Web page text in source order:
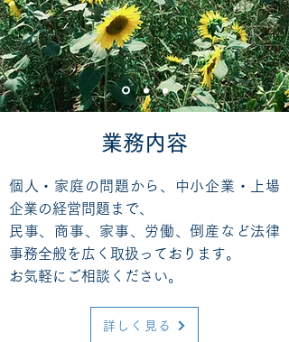
​業務内容
個人・家庭の問題から、中小企業・上場
企業の経営問題まで、
民事、商事、家事、労働、倒産など法律
事務全般を広く取扱っております。
お気軽にご相談ください。
詳しく見る